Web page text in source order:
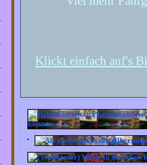
Klickt einfach auf's